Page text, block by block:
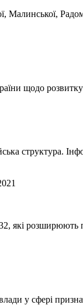
щодо розвитку
структура.
які розширюють
у сфері